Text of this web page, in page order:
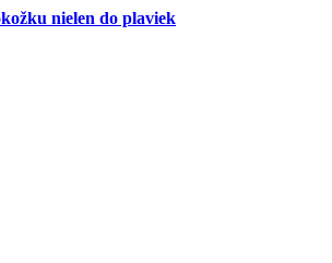
nielen do plaviek